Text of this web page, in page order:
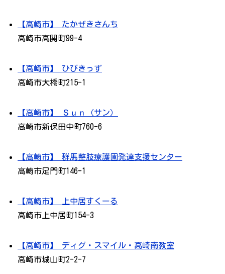
【高崎市】 たかぜきさんち
高崎市高関町99-4
【高崎市】 ひびきっず
高崎市大橋町215-1
【高崎市】 Ｓｕｎ（サン）
高崎市新保田中町760-6
【高崎市】 群馬整肢療護園発達支援センター
高崎市足門町146-1
【高崎市】 上中居すくーる
高崎市上中居町154-3
【高崎市】 ディグ・スマイル・高崎南教室
高崎市城山町2-2-7